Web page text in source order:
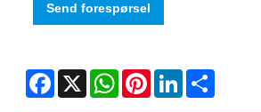
Send forespørsel
Facebook
X WhatsAppPinterestLinkedIn